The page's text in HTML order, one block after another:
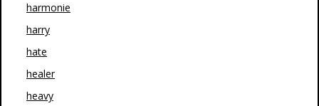
harmonie
harry
hate
healer
heavy